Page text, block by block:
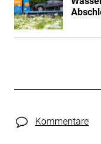
Kommentare